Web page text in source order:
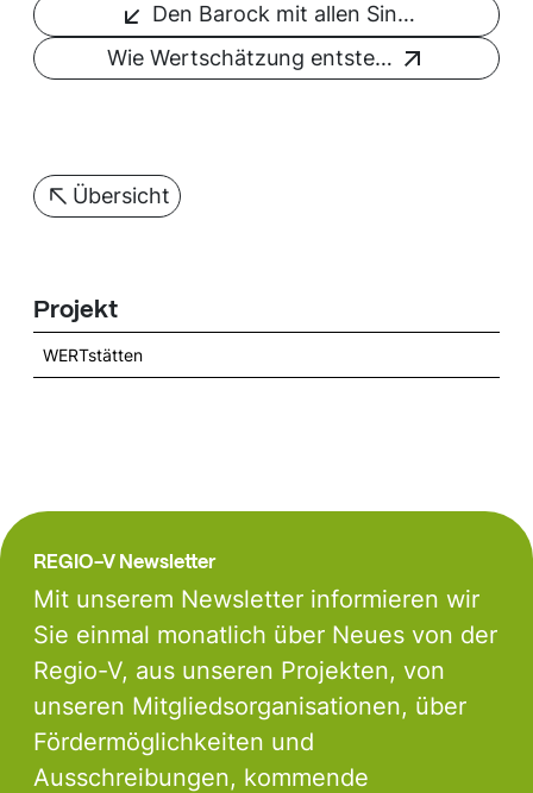
Projekt
WERTstätten
Den Barock mit allen Sin…
Wie Wertschätzung entste…
Übersicht
REGIO-V Newsletter
Mit unserem Newsletter informieren wir
Sie einmal monatlich über Neues von der
Regio-V, aus unseren Projekten, von
unseren Mitgliedsorganisationen, über
Fördermöglichkeiten und
Ausschreibungen, kommende